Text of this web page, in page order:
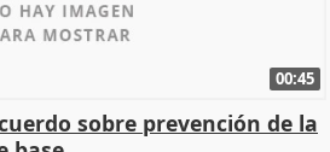
00:45
sobre prevención de la